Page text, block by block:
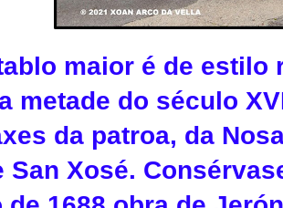
maior é de estilo
metade do século
da patroa, da
San Xosé.